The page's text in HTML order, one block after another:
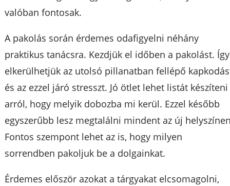
valóban fontosak.
A pakolás során érdemes odafigyelni néhány
praktikus tanácsra. Kezdjük el időben a pakolást. Így
elkerülhetjük az utolsó pillanatban fellépő
és az ezzel járó stresszt. Jó ötlet lehet listát készíteni
arról, hogy melyik dobozba mi kerül. Ezzel később
egyszerűbb lesz megtalálni mindent az új
Fontos szempont lehet az is, hogy milyen
sorrendben pakoljuk be a dolgainkat.
Érdemes először azokat a tárgyakat elcsomagolni,